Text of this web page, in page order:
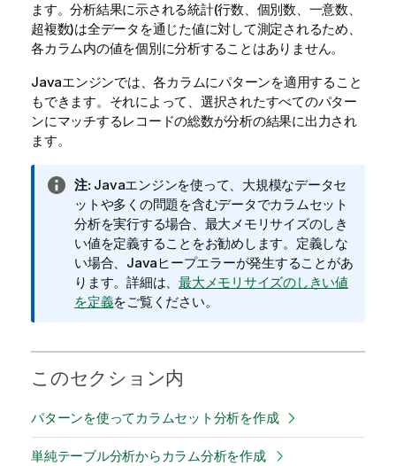
ます。分析結果に示される統計(行数、個別数、一意数、
超複数)は全データを通じた値に対して測定されるため、
各カラム内の値を個別に分析することはありません。
Javaエンジンでは、各カラムにパターンを適用すること
もできます。それによって、選択されたすべてのパター
ンにマッチするレコードの総数が分析の結果に出力され
ます。
情
報
メ
モ
注:Javaエンジンを使って、大規模なデータセ
ットや多くの問題を含むデータでカラムセット
分析を実行する場合、最大メモリサイズのしき
い値を定義することをお勧めします。定義しな
い場合、Javaヒープエラーが発生することがあ
ります。詳細は、 最大メモリサイズのしきい値
を定義をご覧ください。
このセクション内
パターンを使ってカラムセット分析を作成
単純テーブル分析からカラム分析を作成